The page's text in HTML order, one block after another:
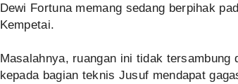
Dewi Fortuna memang sedang berpihak
Kempetai.
Masalahnya, ruangan ini tidak tersambung
kepada bagian teknis Jusuf mendapat